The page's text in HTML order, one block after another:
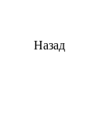
Назад